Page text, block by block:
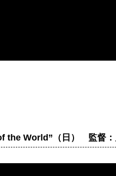
the World”（日） 監督